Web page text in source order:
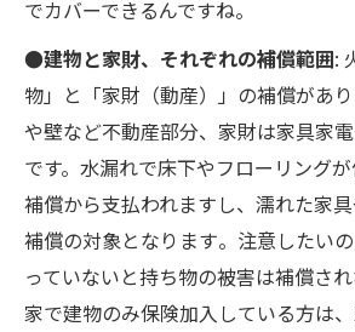
でカバーできるんですね。
●建物と家財、それぞれの補償範囲:
物」と「家財（動産）」の補償があ
や壁など不動産部分、家財は家具家
です。水漏れで床下やフローリング
補償から支払われますし、濡れた家
補償の対象となります​。注意したい
っていないと持ち物の被害は補償さ
家で建物のみ保険加入している方は